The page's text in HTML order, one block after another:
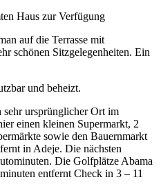
Haus zur Verfügung
auf die Terrasse mit
schönen Sitzgelegenheiten. Ein
und beheizt.
ursprünglicher Ort im
einen kleinen Supermarkt, 2
sowie den Bauernmarkt
in Adeje. Die nächsten
Die Golfplätze Abama
entfernt Check in 3 – 11